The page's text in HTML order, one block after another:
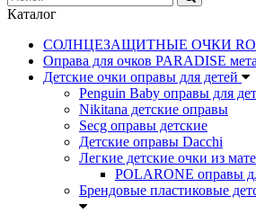
Каталог
СОЛНЦЕЗАЩИТНЫЕ ОЧКИ
Оправа для очков PARADISE
Детские очки оправы для детей
Penguin Baby оправы для
Nikitana детские оправы
Secg оправы детские
Детские оправы Dacchi
Легкие детские очки из
POLARONE оправы
Брендовые пластиковые